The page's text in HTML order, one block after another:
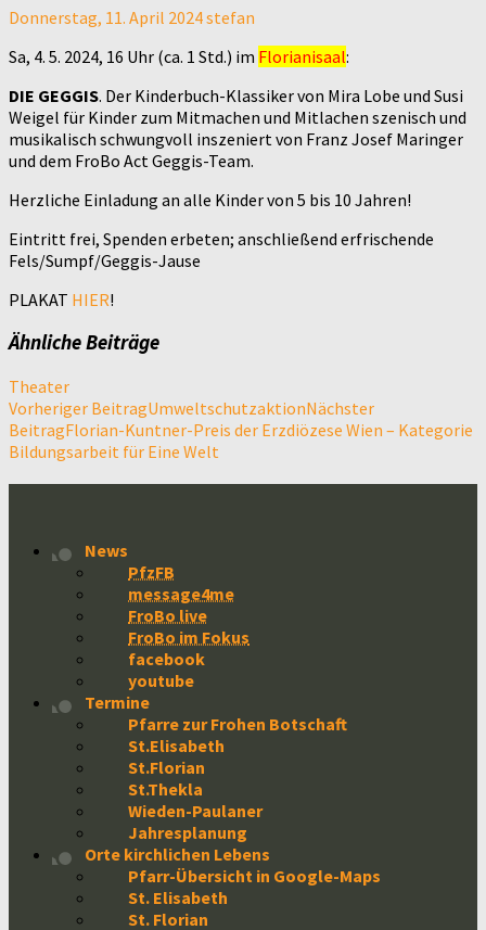
Donnerstag, 11. April 2024stefan
Sa, 4. 5. 2024, 16 Uhr (ca. 1 Std.) im Florianisaal:
DIE GEGGIS. Der Kinderbuch-Klassiker von Mira Lobe und Susi
Weigel für Kinder zum Mitmachen und Mitlachen szenisch und
musikalisch schwungvoll inszeniert von Franz Josef Maringer
und dem FroBo Act Geggis-Team.
Herzliche Einladung an alle Kinder von 5 bis 10 Jahren!
Eintritt frei, Spenden erbeten; anschließend erfrischende
Fels/Sumpf/Geggis-Jause
PLAKAT HIER!
Ähnliche Beiträge
Theater
Beitragsnavigation
Vorheriger BeitragUmweltschutzaktionNächster
BeitragFlorian-Kuntner-Preis der Erzdiözese Wien – Kategorie
Bildungsarbeit für Eine Welt
News
PfzFB
message4me
FroBo live
FroBo im Fokus
facebook
youtube
Termine
Pfarre zur Frohen Botschaft
St.Elisabeth
St.Florian
St.Thekla
Wieden-Paulaner
Jahresplanung
Orte kirchlichen Lebens
Pfarr-Übersicht in Google-Maps
St. Elisabeth
St. Florian